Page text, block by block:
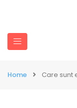
Home Care sunt